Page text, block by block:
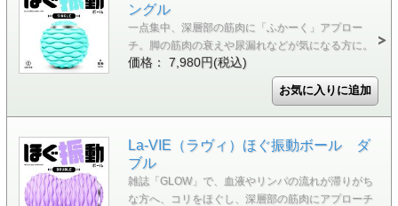
ングル
一点集中、深層部の筋肉に「ふかーく」アプロー
チ。脚の筋肉の衰えや尿漏れなどが気になる方に。
価格： 7,980円(税込)
La-VIE（ラヴィ）ほぐ振動ボール ダ
ブル
雑誌「GLOW」で、血液やリンパの流れが滞りがち
な方へ、コリをほぐし、深層部の筋肉にアプローチ